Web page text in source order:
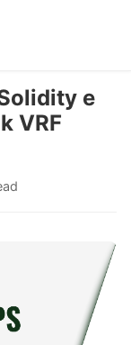
e
VRF